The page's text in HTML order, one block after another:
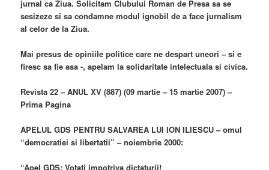
jurnal ca Ziua. Solicitam Clubului Roman de Presa sa se
sesizeze si sa condamne modul ignobil de a face jurnalism
al celor de la Ziua.
Mai presus de opiniile politice care ne despart uneori – si e
firesc sa fie asa -, apelam la solidaritate intelectuala si civica.
Revista 22 – ANUL XV (887) (09 martie – 15 martie 2007) –
Prima Pagina
APELUL GDS PENTRU SALVAREA LUI ION ILIESCU – omul
“democratiei si libertatii” – noiembrie 2000:
“Apel GDS: Votati impotriva dictaturii!